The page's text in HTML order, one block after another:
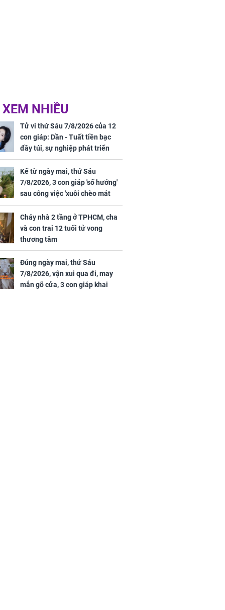
NHIỀU
Tử vi thứ Sáu 7/8/2026 của 12
con giáp: Dần - Tuất tiền bạc
đầy túi, sự nghiệp phát triển
hưng thịnh, Mão - Thân tài lộc
ảm đạm, mọi sự khó thành công
mỹ mãn
Kể từ ngày mai, thứ Sáu
7/8/2026, 3 con giáp 'số hưởng'
sau công việc 'xuôi chèo mát
mái', tiền tài 'thu về như nước',
tình duyên viên mãn
Cháy nhà 2 tầng ở TPHCM, cha
và con trai 12 tuổi tử vong
thương tâm
Đúng ngày mai, thứ Sáu
7/8/2026, vận xui qua đi, may
mắn gõ cửa, 3 con giáp khai